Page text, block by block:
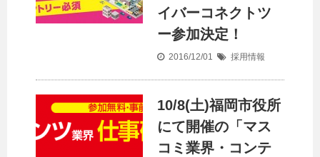
イバーコネクトツ
ー参加決定！
2016/12/01 採用情報
10/8(土)福岡市役所
にて開催の「マス
コミ業界・コンテ